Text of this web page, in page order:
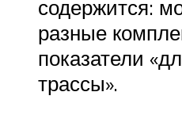
содержится:
разные
показатели
трассы».